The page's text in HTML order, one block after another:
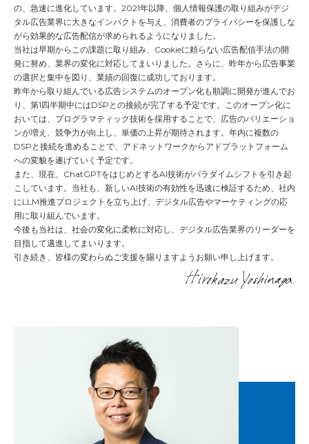
IR
お問い合わせ
の、急速に進化しています。2021年以降、個人情報保護の取り組みがデジ
タル広告業界に大きなインパクトを与え、消費者のプライバシーを保護しな
がら効果的な広告配信が求められるようになりました。
当社は早期からこの課題に取り組み、Cookieに頼らない広告配信手法の開
発に努め、業界の変化に対応してまいりました。さらに、昨年から広告事業
の選択と集中を図り、業績の回復に成功しております。
昨年から取り組んでいる広告システムのオープン化も順調に開発が進んでお
り、第1四半期中にはDSPとの接続が完了する予定です。このオープン化に
おいては、プログラマティック技術を採用することで、広告のバリエーショ
ンが増え、競争力が向上し、単価の上昇が期待されます。年内に複数の
DSPと接続を進めることで、アドネットワークからアドプラットフォーム
への変貌を遂げていく予定です。
また、現在、ChatGPTをはじめとするAI技術がパラダイムシフトを引き起
こしています。当社も、新しいAI技術の有効性を迅速に検証するため、社内
にLLM推進プロジェクトを立ち上げ、デジタル広告やマーケティングの応
用に取り組んでいます。
今後も当社は、社会の変化に柔軟に対応し、デジタル広告業界のリーダーを
目指して邁進してまいります。
引き続き、皆様の変わらぬご支援を賜りますようお願い申し上げます。